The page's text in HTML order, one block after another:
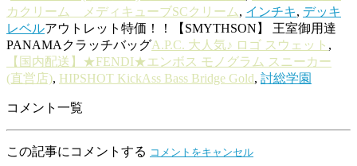
カクリーム メディキューブSCクリーム, インチキ, デッキ
レベルアウトレット特価！！【SMYTHSON】 王室御用達
PANAMAクラッチバッグA.P.C. 大人気♪ ロゴ スウェット ,
【国内配送】★FENDI★エンボス モノグラム スニーカー
(直営店), HIPSHOT KickAss Bass Bridge Gold, 討総学園
コメント一覧
この記事にコメントする コメントをキャンセル